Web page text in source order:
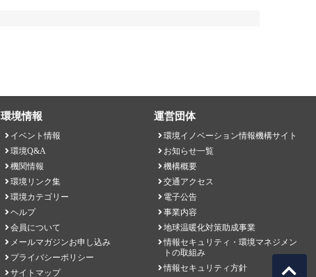
環境情報
イベント情報
環境Q&A
機関情報
環境リンク集
環境カテゴリー
ヘルプ
会員について
メールマガジンお申し込み
プライバシーポリシー
サイトマップ
運営団体
環境イノベーション情報機構サイト
お知らせ一覧
機構概要
交通アクセス
電子公告
事業内容
地球温暖化対策助成事業
情報セキュリティ・環境マネジメン
トの取組み
情報セキュリティ方針